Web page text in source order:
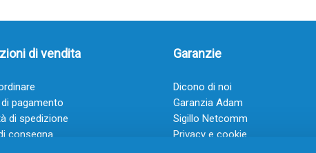
di vendita
pagamento
di spedizione
consegna
Garanzie
Dicono di noi
Garanzia Adam
Sigillo Netcomm
Privacy e cookie